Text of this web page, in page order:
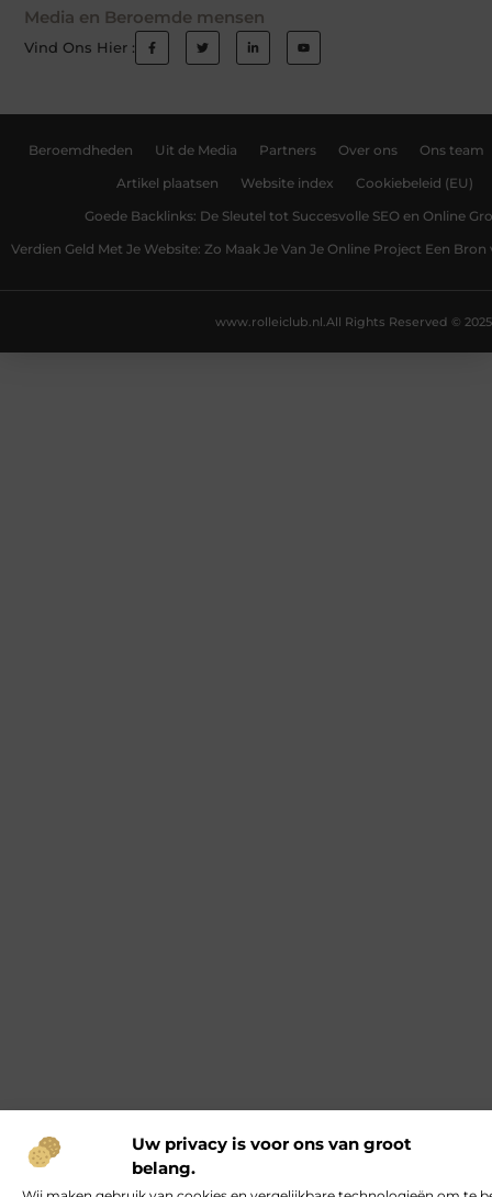
Uw privacy is voor ons van groot
belang.
Media en Beroemde mensen
Vind Ons Hier :
Beroemdheden Uit de Media Partners Over ons Ons team
Artikel plaatsen Website index Cookiebeleid (EU)
Goede Backlinks: De Sleutel tot Succesvolle SEO en Online
Verdien Geld Met Je Website: Zo Maak Je Van Je Online Project Een
All Rights Reserved © 2025
www.rolleiclub.nl.